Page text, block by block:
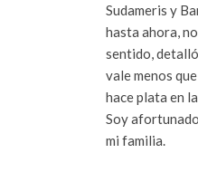
Sudameris y
hasta ahora,
sentido, detalló
vale menos
hace plata en
Soy
mi familia.